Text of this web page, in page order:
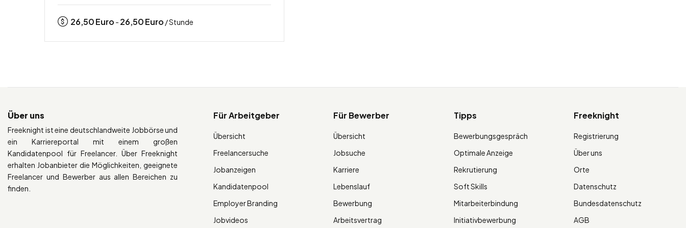
26,50Euro - 26,50Euro / Stunde
Über uns
Freeknight ist eine deutschlandweite Jobbörse und
ein Karriereportal mit einem großen
Kandidatenpool für Freelancer. Über Freeknight
erhalten Jobanbieter die Möglichkeiten, geeignete
Freelancer und Bewerber aus allen Bereichen zu
finden.
Für Arbeitgeber
Übersicht
Freelancersuche
Jobanzeigen
Kandidatenpool
Employer Branding
Jobvideos
Für Bewerber
Übersicht
Jobsuche
Karriere
Lebenslauf
Bewerbung
Arbeitsvertrag
Tipps
Bewerbungsgespräch
Optimale Anzeige
Rekrutierung
Soft Skills
Mitarbeiterbindung
Initiativbewerbung
Freeknight
Registrierung
Über uns
Orte
Datenschutz
Bundesdatenschutz
AGB